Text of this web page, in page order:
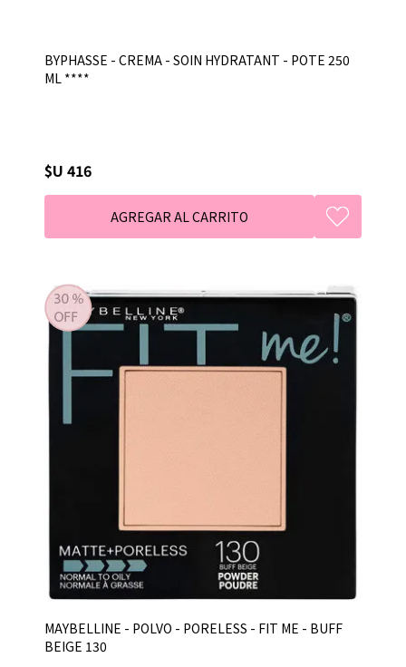
BYPHASSE - CREMA - SOIN HYDRATANT - POTE 250
ML ****
$U 416
MAYBELLINE - POLVO - PORELESS - FIT ME - BUFF
BEIGE 130